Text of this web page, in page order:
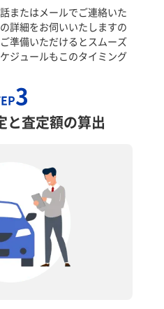
またはメールでご連絡いた
詳細をお伺いいたしますの
準備いただけるとスムーズ
ジュールもこのタイミング
3
と査定額の算出